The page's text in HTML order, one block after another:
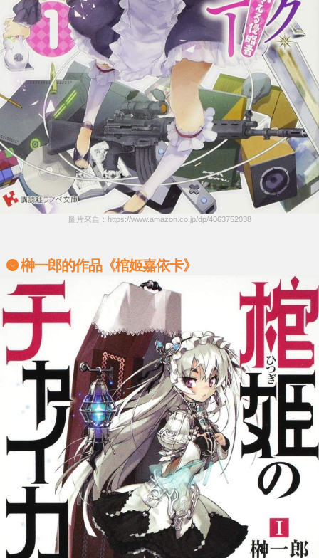
圖片來自：https://www.amazon.co.jp/dp/4063752038
榊一郎的作品《棺姬嘉依卡》